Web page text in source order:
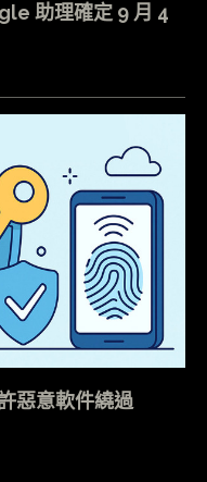
助理確定 9 月 4
惡意軟件繞過